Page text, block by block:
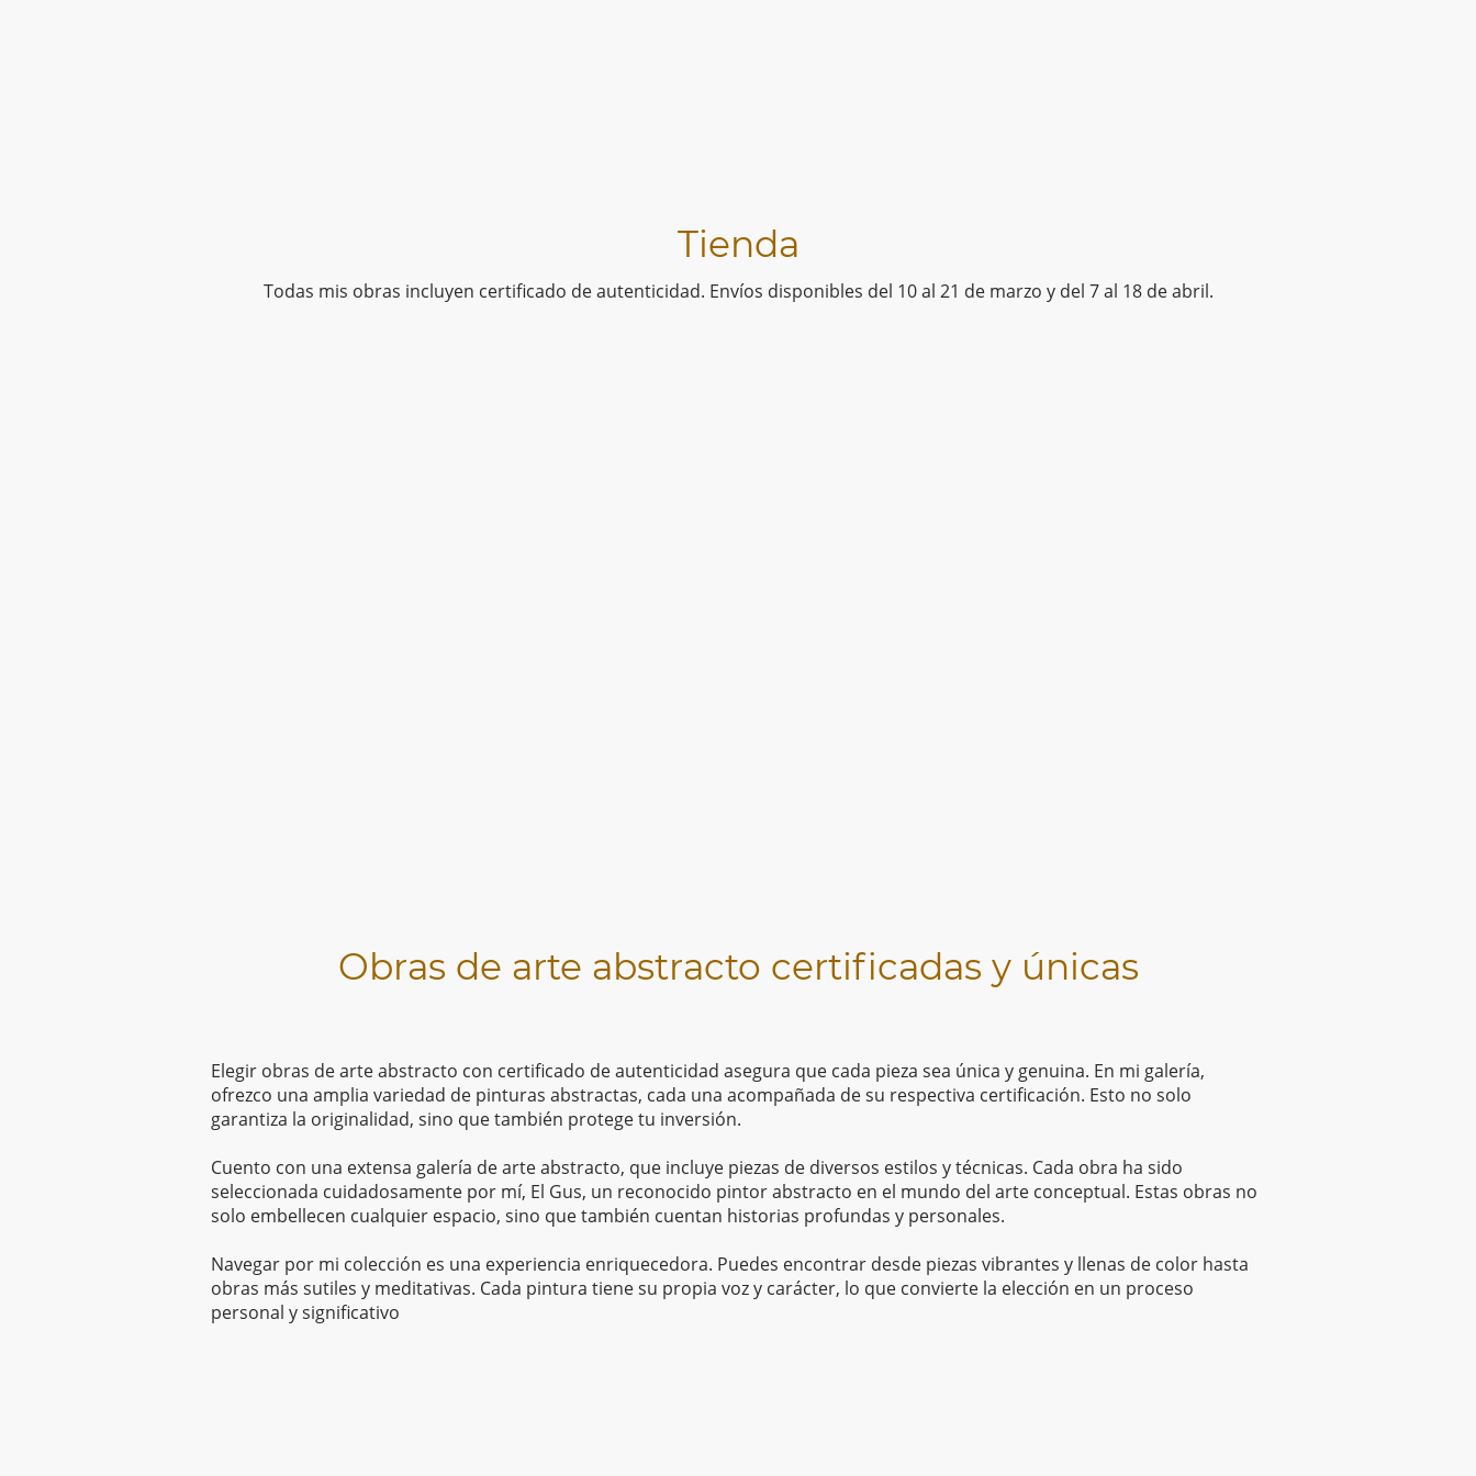
Tienda
Todas mis obras incluyen certificado de autenticidad. Envíos disponibles del 10 al 21 de marzo y del 7 al 18 de abril.
Obras de arte abstracto certificadas y únicas
Elegir obras de arte abstracto con certificado de autenticidad asegura que cada pieza sea única y genuina. En mi galería,
ofrezco una amplia variedad de pinturas abstractas, cada una acompañada de su respectiva certificación. Esto no solo
garantiza la originalidad, sino que también protege tu inversión.
Cuento con una extensa galería de arte abstracto, que incluye piezas de diversos estilos y técnicas. Cada obra ha sido
seleccionada cuidadosamente por mí, El Gus, un reconocido pintor abstracto en el mundo del arte conceptual. Estas obras no
solo embellecen cualquier espacio, sino que también cuentan historias profundas y personales.
Navegar por mi colección es una experiencia enriquecedora. Puedes encontrar desde piezas vibrantes y llenas de color hasta
obras más sutiles y meditativas. Cada pintura tiene su propia voz y carácter, lo que convierte la elección en un proceso
personal y significativo